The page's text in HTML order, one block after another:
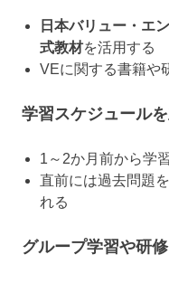
日本バリュー・エ
式教材を活用する
VEに関する書籍や
学習スケジュール
1～2か月前から学
直前には過去問題
れる
グループ学習や研